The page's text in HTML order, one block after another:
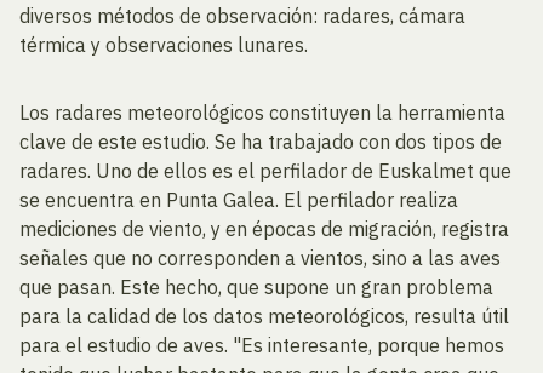
diversos métodos de observación: radares, cámara
térmica y observaciones lunares.
Los radares meteorológicos constituyen la herramienta
clave de este estudio. Se ha trabajado con dos tipos de
radares. Uno de ellos es el perfilador de Euskalmet que
se encuentra en Punta Galea. El perfilador realiza
mediciones de viento, y en épocas de migración, registra
señales que no corresponden a vientos, sino a las aves
que pasan. Este hecho, que supone un gran problema
para la calidad de los datos meteorológicos, resulta útil
para el estudio de aves. "Es interesante, porque hemos